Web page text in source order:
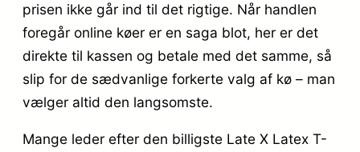
prisen ikke går ind til det rigtige. Når handlen
foregår online køer er en saga blot, her er det
direkte til kassen og betale med det samme, så
slip for de sædvanlige forkerte valg af kø – man
vælger altid den langsomste.
Mange leder efter den billigste Late X Latex T-